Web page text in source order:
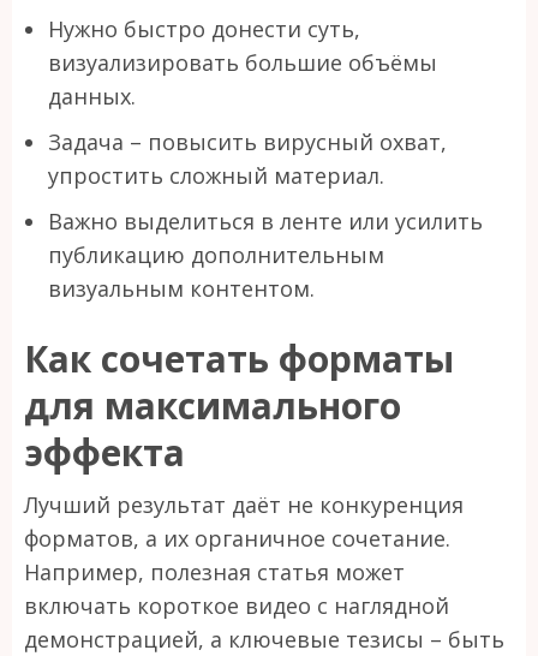
Нужно быстро донести суть,
визуализировать большие объёмы
данных.
Задача – повысить вирусный охват,
упростить сложный материал.
Важно выделиться в ленте или усилить
публикацию дополнительным
визуальным контентом.
Как сочетать форматы
для максимального
эффекта
Лучший результат даёт не конкуренция
форматов, а их органичное сочетание.
Например, полезная статья может
включать короткое видео с наглядной
демонстрацией, а ключевые тезисы – быть